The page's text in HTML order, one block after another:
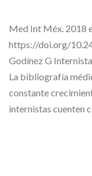
Med Int Méx. 2018
https://doi.org/
Godínez G
La bibliografía
constante
internistas cuenten